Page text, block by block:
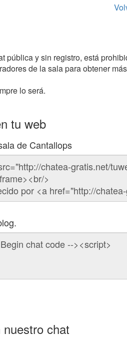
pública y sin registro, está
de la sala para obtener
lo será.
tu web
de Cantallops
chat